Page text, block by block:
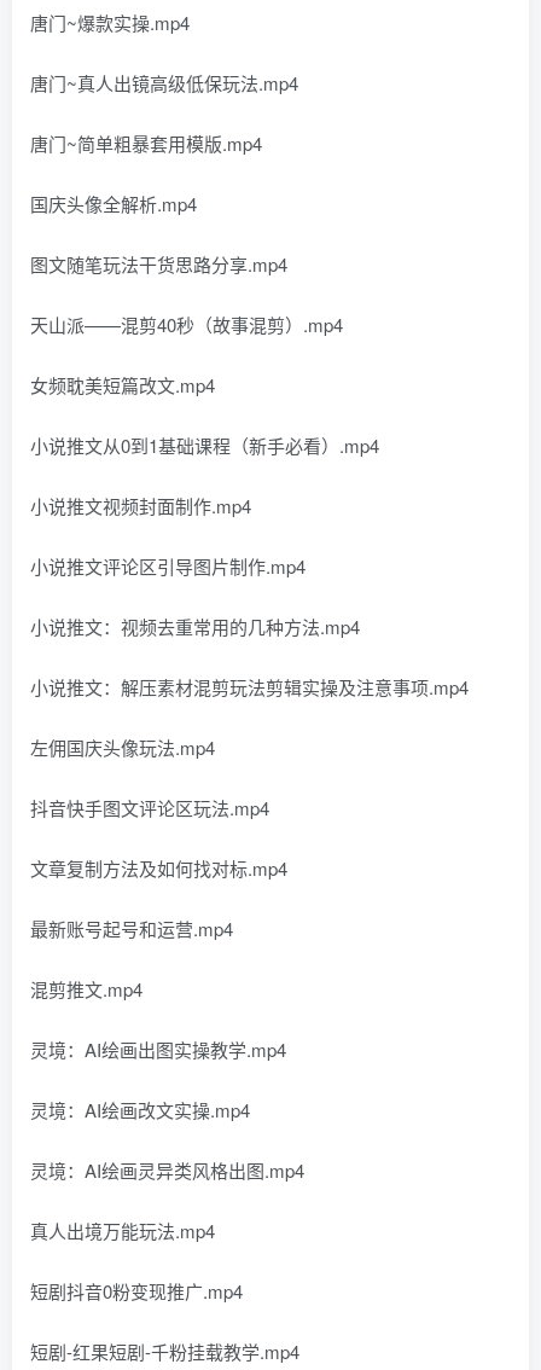
唐门~爆款实操.mp4
唐门~真人出镜高级低保玩法.mp4
唐门~简单粗暴套用模版.mp4
国庆头像全解析.mp4
图文随笔玩法干货思路分享.mp4
天山派——混剪40秒（故事混剪）.mp4
女频耽美短篇改文.mp4
小说推文从0到1基础课程（新手必看）.mp4
小说推文视频封面制作.mp4
小说推文评论区引导图片制作.mp4
小说推文：视频去重常用的几种方法.mp4
小说推文：解压素材混剪玩法剪辑实操及注意事项.mp4
左佣国庆头像玩法.mp4
抖音快手图文评论区玩法.mp4
文章复制方法及如何找对标.mp4
最新账号起号和运营.mp4
混剪推文.mp4
灵境：AI绘画出图实操教学.mp4
灵境：AI绘画改文实操.mp4
灵境：AI绘画灵异类风格出图.mp4
真人出境万能玩法.mp4
短剧抖音0粉变现推广.mp4
短剧-红果短剧-千粉挂载教学.mp4